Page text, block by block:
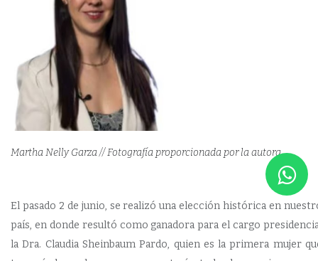
Martha Nelly Garza // Fotografía proporcionada por la autora
El pasado 2 de junio, se realizó una elección histórica en
país, en donde resultó como ganadora para el cargo
la Dra. Claudia Sheinbaum Pardo, quien es la primera mujer